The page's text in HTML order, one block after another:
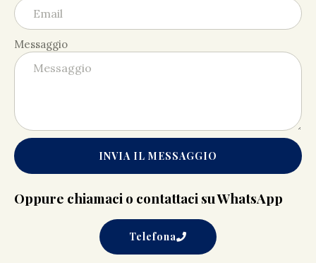
Messaggio
INVIA IL MESSAGGIO
Oppure chiamaci o contattaci su WhatsApp
Telefona